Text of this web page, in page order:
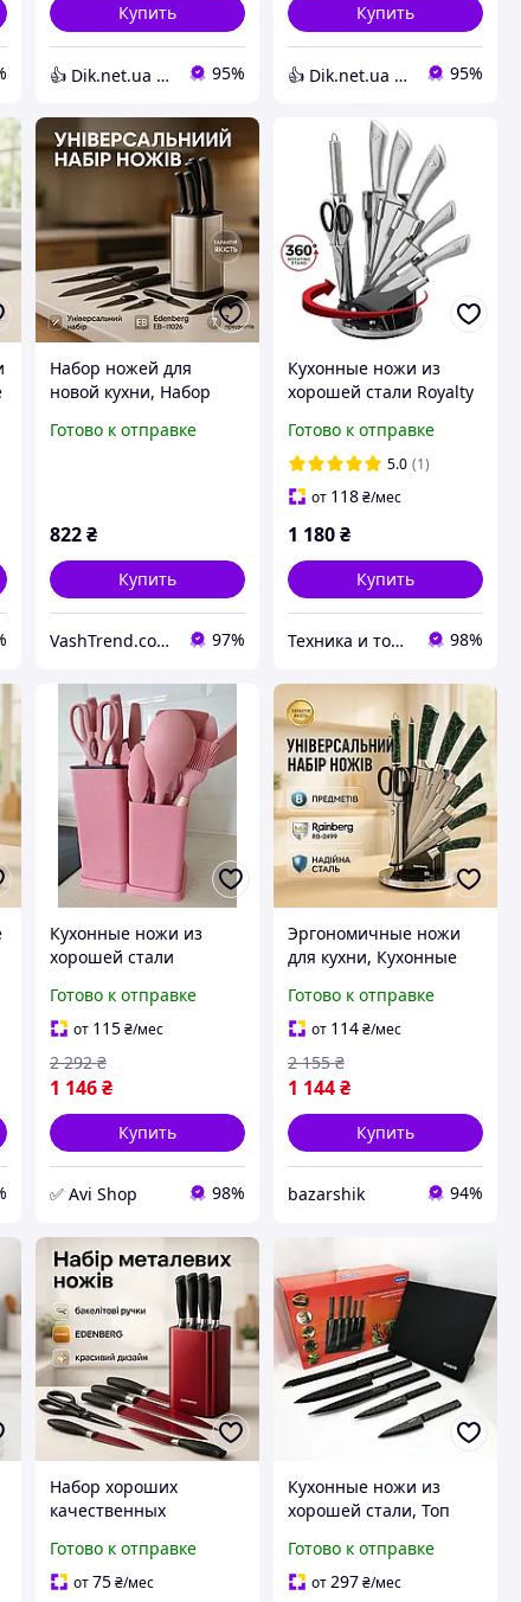
Купить
👍 Dik.net.ua - Интернет магазин 95%
Купить
👍 Dik.net.ua - Интернет магазин 95%
Набор ножей для
новой кухни, Набор
Кухонные ножи из
Готово к отправке
822 ₴
Купить
VashTrend.com.ua - Рознично-оптовый интернет магазин! 97%
Кухонные ножи из
хорошей стали Royalty
предметов с круглой
вращающейся
подставкой
Готово к отправке
5.0 (1)
от 118₴/мес
1 180₴
Купить
Техника и товары для дома 98%
Кухонные ножи из
хорошей стали
предметов),
Силиконовый набор
для кухни, AST
Готово к отправке
от 115 ₴/мес
1 146 ₴
2 292 ₴
Купить
✅ Avi Shop 98%
Эргономичные ножи
для кухни, Кухонные
стали, Набор ножей
для кухни и дома DW-
75
Готово к отправке
от 114₴/мес
1 144₴
2 155 ₴
Купить
bazarshik 94%
Набор хороших
качественных
Кухонные ножи для
нарезания, Кухонные
Готово к отправке
от75 ₴/мес
Кухонные ножи из
хорошей стали, Топ
кухни, Универсальный
набор ножей BK-49
Готово к отправке
от297₴/мес